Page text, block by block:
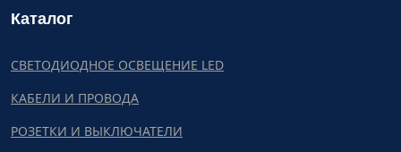
Каталог
СВЕТОДИОДНОЕ ОСВЕЩЕНИЕ LED
КАБЕЛИ И ПРОВОДА
РОЗЕТКИ И ВЫКЛЮЧАТЕЛИ